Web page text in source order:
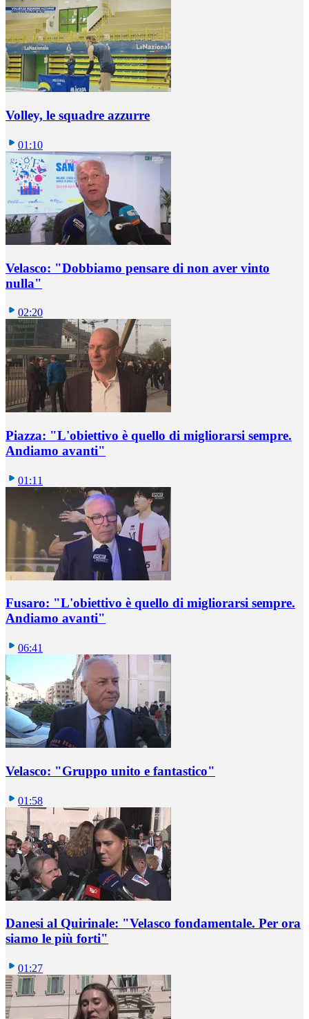
Volley, le squadre azzurre
01:10
Velasco: "Dobbiamo pensare di non aver vinto
nulla"
02:20
Piazza: "L'obiettivo è quello di migliorarsi sempre.
Andiamo avanti"
01:11
Fusaro: "L'obiettivo è quello di migliorarsi sempre.
Andiamo avanti"
06:41
Velasco: "Gruppo unito e fantastico"
01:58
Danesi al Quirinale: "Velasco fondamentale. Per ora
siamo le più forti"
01:27